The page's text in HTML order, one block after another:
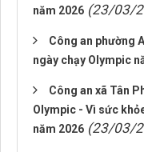
năm 2026 (23/03/
Công an phường
ngày chạy Olympic
Công an xã Tân
Olympic - Vì sức
năm 2026 (23/03/